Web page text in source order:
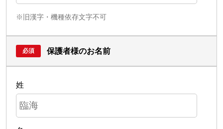
※旧漢字・機種依存文字不可
保護者様のお名前
姓